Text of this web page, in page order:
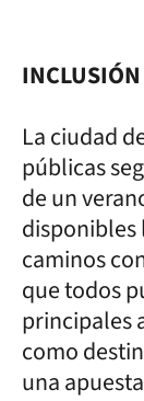
La ciudad
públicas
de un
disponibles
caminos
que todos
principales
como
una